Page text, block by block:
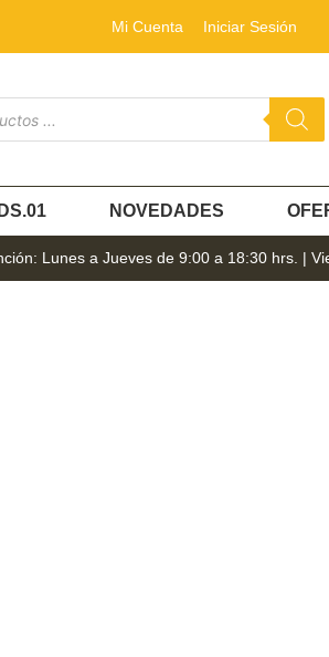
Mi Cuenta Iniciar Sesión
DS.01 NOVEDADES
Lunes a Jueves de 9:00 a 18:30 hrs. |